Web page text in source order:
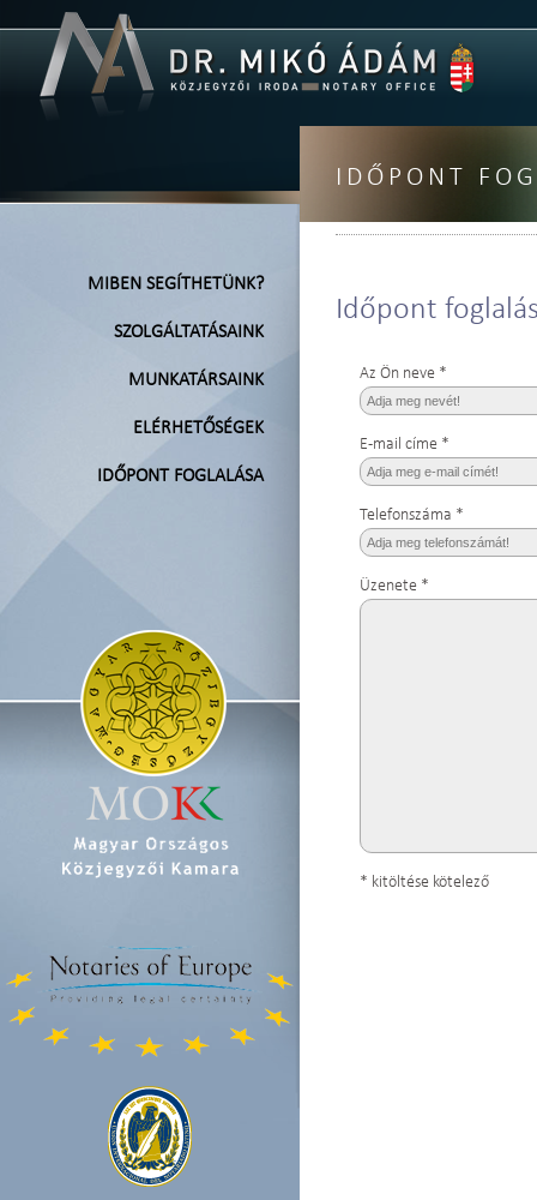
IDŐPONT
MIBEN SEGÍTHETÜNK?
SZOLGÁLTATÁSAINK
MUNKATÁRSAINK
ELÉRHETŐSÉGEK
IDŐPONT FOGLALÁSA
Időpont
Az Ön neve *
E-mail címe *
Telefonszáma *
Üzenete *
* kitöltése kötelező